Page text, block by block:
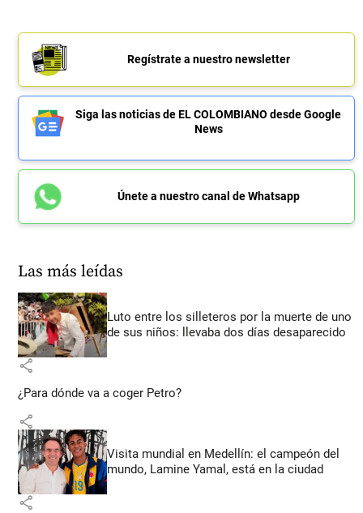
Regístrate a nuestro newsletter
Siga las noticias de EL COLOMBIANO desde Google
News
Únete a nuestro canal de Whatsapp
Las más leídas
Luto entre los silleteros por la muerte de uno
de sus niños: llevaba dos días desaparecido
share
¿Para dónde va a coger Petro?
share
Visita mundial en Medellín: el campeón del
mundo, Lamine Yamal, está en la ciudad
share